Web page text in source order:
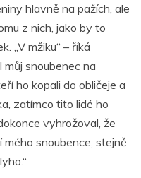
hlavně na pažích, ale
z nich, jako by to
„V mžiku“ – říká
snoubenec na
ho kopali do obličeje a
zatímco tito lidé ho
vyhrožoval, že
mého snoubence, stejně